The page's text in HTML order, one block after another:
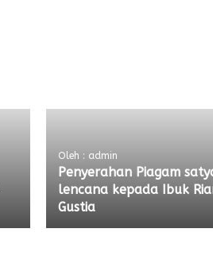
Oleh : admin
Penyerahan Piagam
lencana kepada Ibuk
Gustia